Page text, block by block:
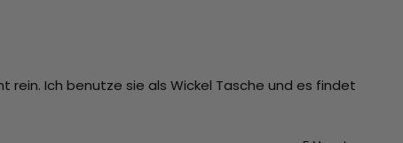
rein. Ich benutze sie als Wickel Tasche und es findet